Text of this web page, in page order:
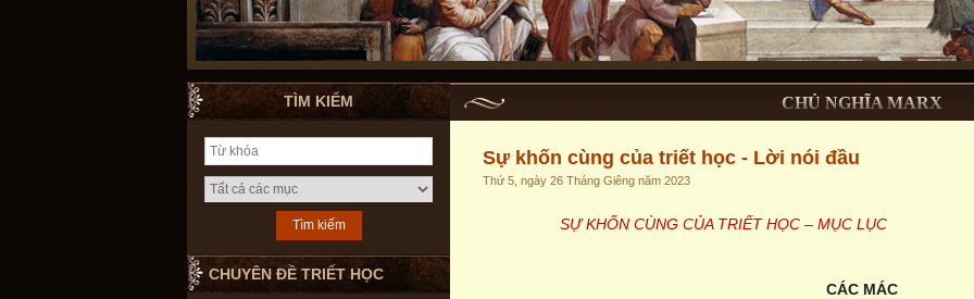
TÌM KIẾM
CHUYÊN ĐỀ TRIẾT HỌC
CHỦ NGHĨA MARX
Sự khốn cùng của triết học - Lời nói đầu
Thứ 5, ngày 26 Tháng Giêng năm 2023
SỰ KHỐN CÙNG CỦA TRIẾT HỌC – MỤC LỤC
CÁC MÁC